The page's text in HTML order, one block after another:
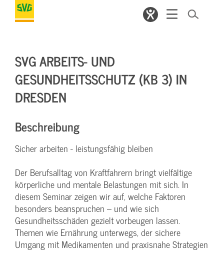
SVG ARBEITS- UND
GESUNDHEITSSCHUTZ (KB 3) IN
DRESDEN
Beschreibung
Sicher arbeiten - leistungsfähig bleiben
Der Berufsalltag von Kraftfahrern bringt vielfältige
körperliche und mentale Belastungen mit sich. In
diesem Seminar zeigen wir auf, welche Faktoren
besonders beanspruchen – und wie sich
Gesundheitsschäden gezielt vorbeugen lassen.
Themen wie Ernährung unterwegs, der sichere
Umgang mit Medikamenten und praxisnahe Strategien